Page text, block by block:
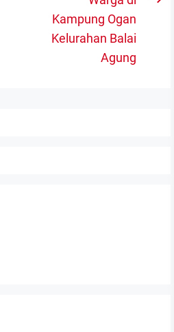
Kampung Ogan
Kelurahan Balai
Agung